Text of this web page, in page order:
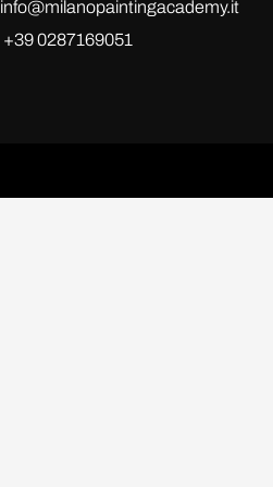
info@milanopaintingacademy.it
+39 0287169051